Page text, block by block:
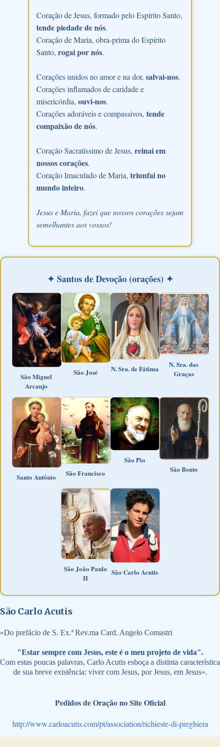
Coração de Jesus, formado pelo Espírito Santo,
tende piedade de nós.
Coração de Maria, obra-prima do Espírito
Santo, rogai por nós.
Corações unidos no amor e na dor, salvai-nos.
Corações inflamados de caridade e
misericórdia, ouvi-nos.
Corações adoráveis e compassivos, tende
compaixão de nós.
Coração Sacratíssimo de Jesus, reinai em
nossos corações.
Coração Imaculado de Maria, triunfai no
mundo inteiro.
Jesus e Maria, fazei que nossos corações sejam
semelhantes aos vossos!
✦ Santos de Devoção (orações) ✦
São Miguel
Arcanjo
São José N. Sra. de Fátima
N. Sra. das
Graças
Santo Antônio São Francisco
São Pio
São Bento
São João Paulo
II
São Carlo Acutis
São Carlo Acutis
»Do prefácio de S. Ex.ª Rev.ma Card. Angelo Comastri
"Estar sempre com Jesus, este é o meu projeto de vida".
Com estas poucas palavras, Carlo Acutis esboça a distinta característica
de sua breve existência: viver com Jesus, por Jesus, em Jesus».
Pedidos de Oração no Site Oficial
http://www.carloacutis.com/pt/association/richieste-di-preghiera